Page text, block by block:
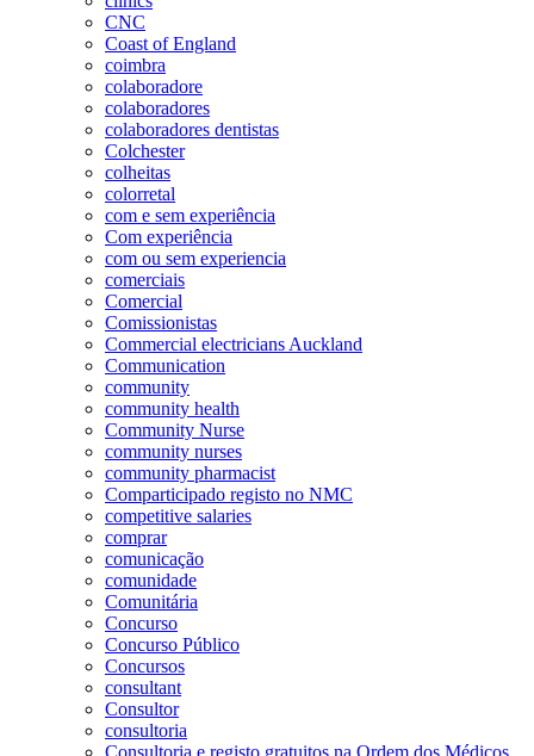
CNC
Coast of England
coimbra
colaboradore
colaboradores
colaboradores dentistas
Colchester
colheitas
colorretal
com e sem experiência
Com experiência
com ou sem experiencia
comerciais
Comercial
Comissionistas
Commercial electricians Auckland
Communication
community
community health
Community Nurse
community nurses
community pharmacist
Comparticipado registo no NMC
competitive salaries
comprar
comunicação
comunidade
Comunitária
Concurso
Concurso Público
Concursos
consultant
Consultor
consultoria
Consultoria e registo gratuitos na Ordem dos Médicos